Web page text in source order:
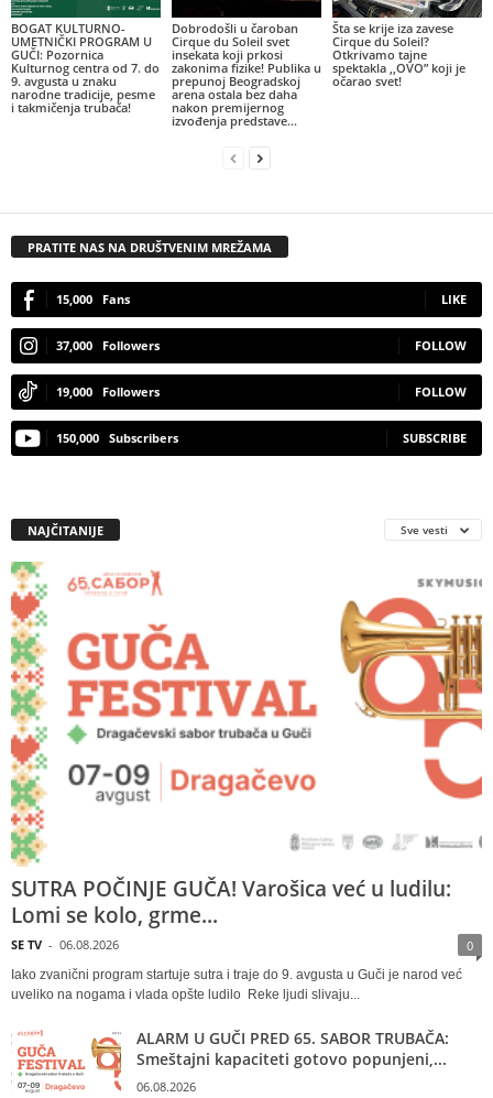
BOGAT KULTURNO-
UMETNIČKI PROGRAM U
GUČI: Pozornica
Kulturnog centra od 7. do
9. avgusta u znaku
narodne tradicije, pesme
i takmičenja trubača!
Dobrodošli u čaroban
Cirque du Soleil svet
insekata koji prkosi
zakonima fizike! Publika u
prepunoj Beogradskoj
arena ostala bez daha
nakon premijernog
izvođenja predstave...
Šta se krije iza zavese
Cirque du Soleil?
Otkrivamo tajne
spektakla ,,OVO” koji je
očarao svet!
PRATITE NAS NA DRUŠTVENIM MREŽAMA
15,000 Fans LIKE
37,000 Followers FOLLOW
19,000 Followers FOLLOW
150,000 Subscribers SUBSCRIBE
NAJČITANIJE Sve vesti
SUTRA POČINJE GUČA! Varošica već u ludilu:
Lomi se kolo, grme...
SE TV - 06.08.2026 0
Iako zvanični program startuje sutra i traje do 9. avgusta u Guči je narod već
uveliko na nogama i vlada opšte ludilo Reke ljudi slivaju...
ALARM U GUČI PRED 65. SABOR TRUBAČA:
Smeštajni kapaciteti gotovo popunjeni,...
06.08.2026